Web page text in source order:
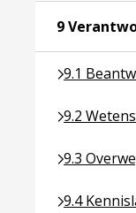
9
9.1
Ga naar
9.2
Ga naar
9.3
Ga naar
9.4
Ga naar